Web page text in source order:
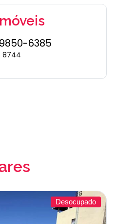
6385
8744
Desocupado